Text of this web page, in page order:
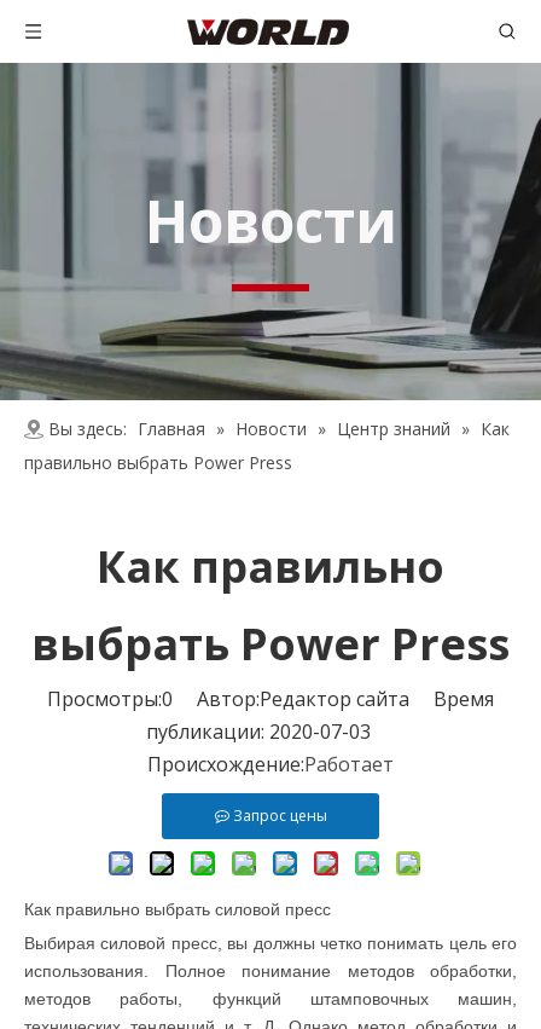
Новости
Вы здесь: Главная » Новости » Центр знаний » Как
правильно выбрать Power Press
Как правильно
выбрать Power Press
Просмотры:0 Автор:Pедактор сайта Время
публикации: 2020-07-03
Происхождение:Работает
Запрос цены
Как правильно выбрать силовой пресс
Выбирая силовой пресс, вы должны четко понимать цель его
использования. Полное понимание методов обработки,
методов работы, функций штамповочных машин,